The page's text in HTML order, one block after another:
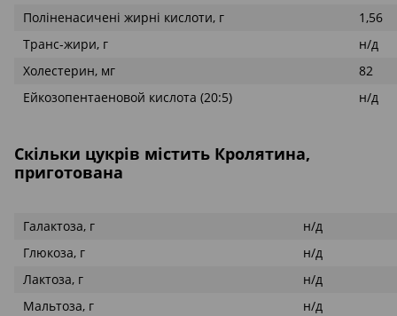
Поліненасичені жирні кислоти, г
1,56
Транс-жири, г
н/д
Холестерин, мг
82
Ейкозопентаеновой кислота (20:5)
н/д
Скільки цукрів містить Кролятина,
приготована
Галактоза, г
н/д
Глюкоза, г
н/д
Лактоза, г
н/д
Мальтоза, г
н/д